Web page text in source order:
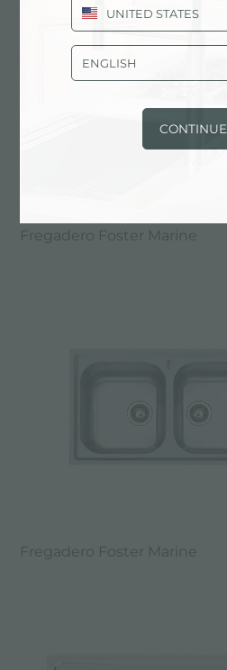
Fregadero Foster Marine
Fregadero Foster Marine
UNITED STATES
ENGLISH
CONTINUE